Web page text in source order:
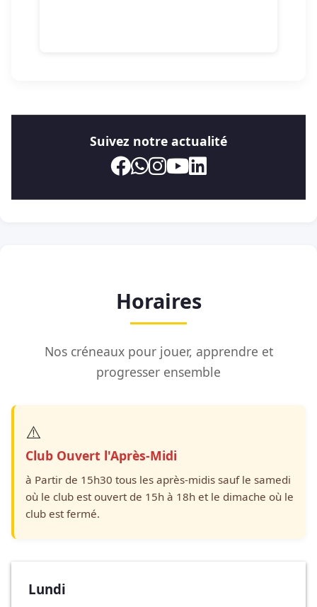
Suivez notre actualité
Horaires
Nos créneaux pour jouer, apprendre et
progresser ensemble
⚠️
Club Ouvert l'Après-Midi
à Partir de 15h30 tous les après-midis sauf le samedi
où le club est ouvert de 15h à 18h et le dimache où le
club est fermé.
Lundi